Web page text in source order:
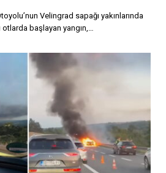
Velingrad sapağı yakınlarında
otlarda başlayan yangın,…